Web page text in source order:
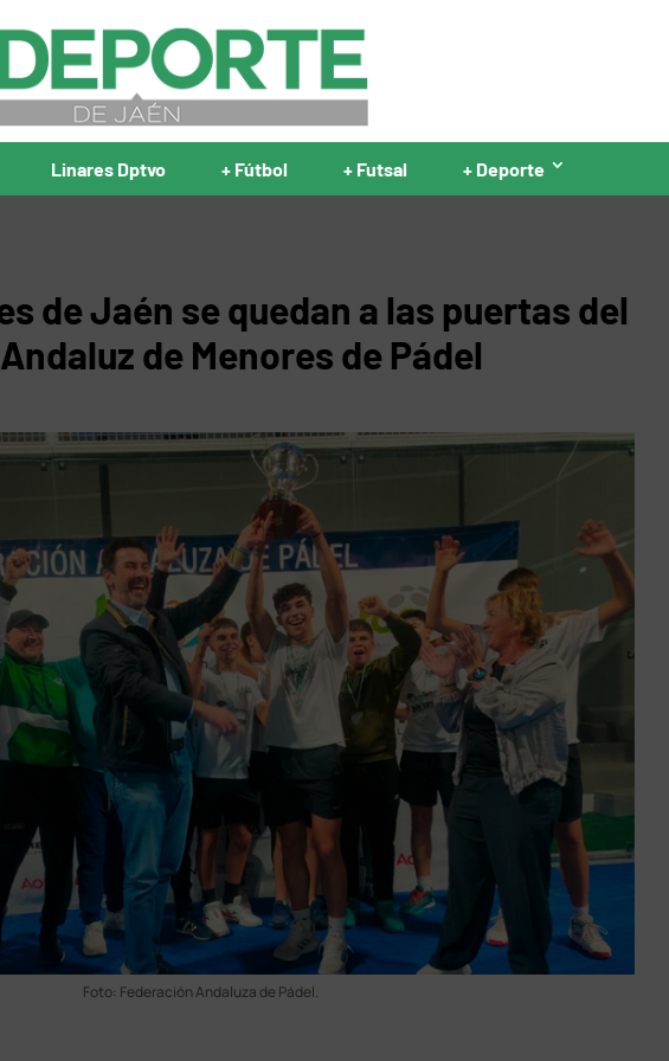
Linares Dptvo + Fútbol + Futsal + Deporte
de Jaén se quedan a las puertas del
de Menores de Pádel
Foto: Federación Andaluza de Pádel.